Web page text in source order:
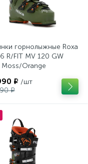
горнолыжные Roxa
R/FIT MV 120 GW
Moss/Orange
₽ /шт
₽